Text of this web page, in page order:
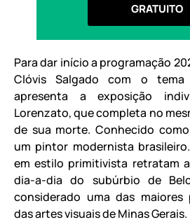
GRATUITO
Para dar início a programação
Clóvis Salgado com o tema
apresenta a exposição
Lorenzato, que completa no
de sua morte. Conhecido
um pintor modernista
em estilo primitivista retratam
dia-a-dia do subúrbio de
considerado uma das maiores
das artes visuais de Minas Gerais.